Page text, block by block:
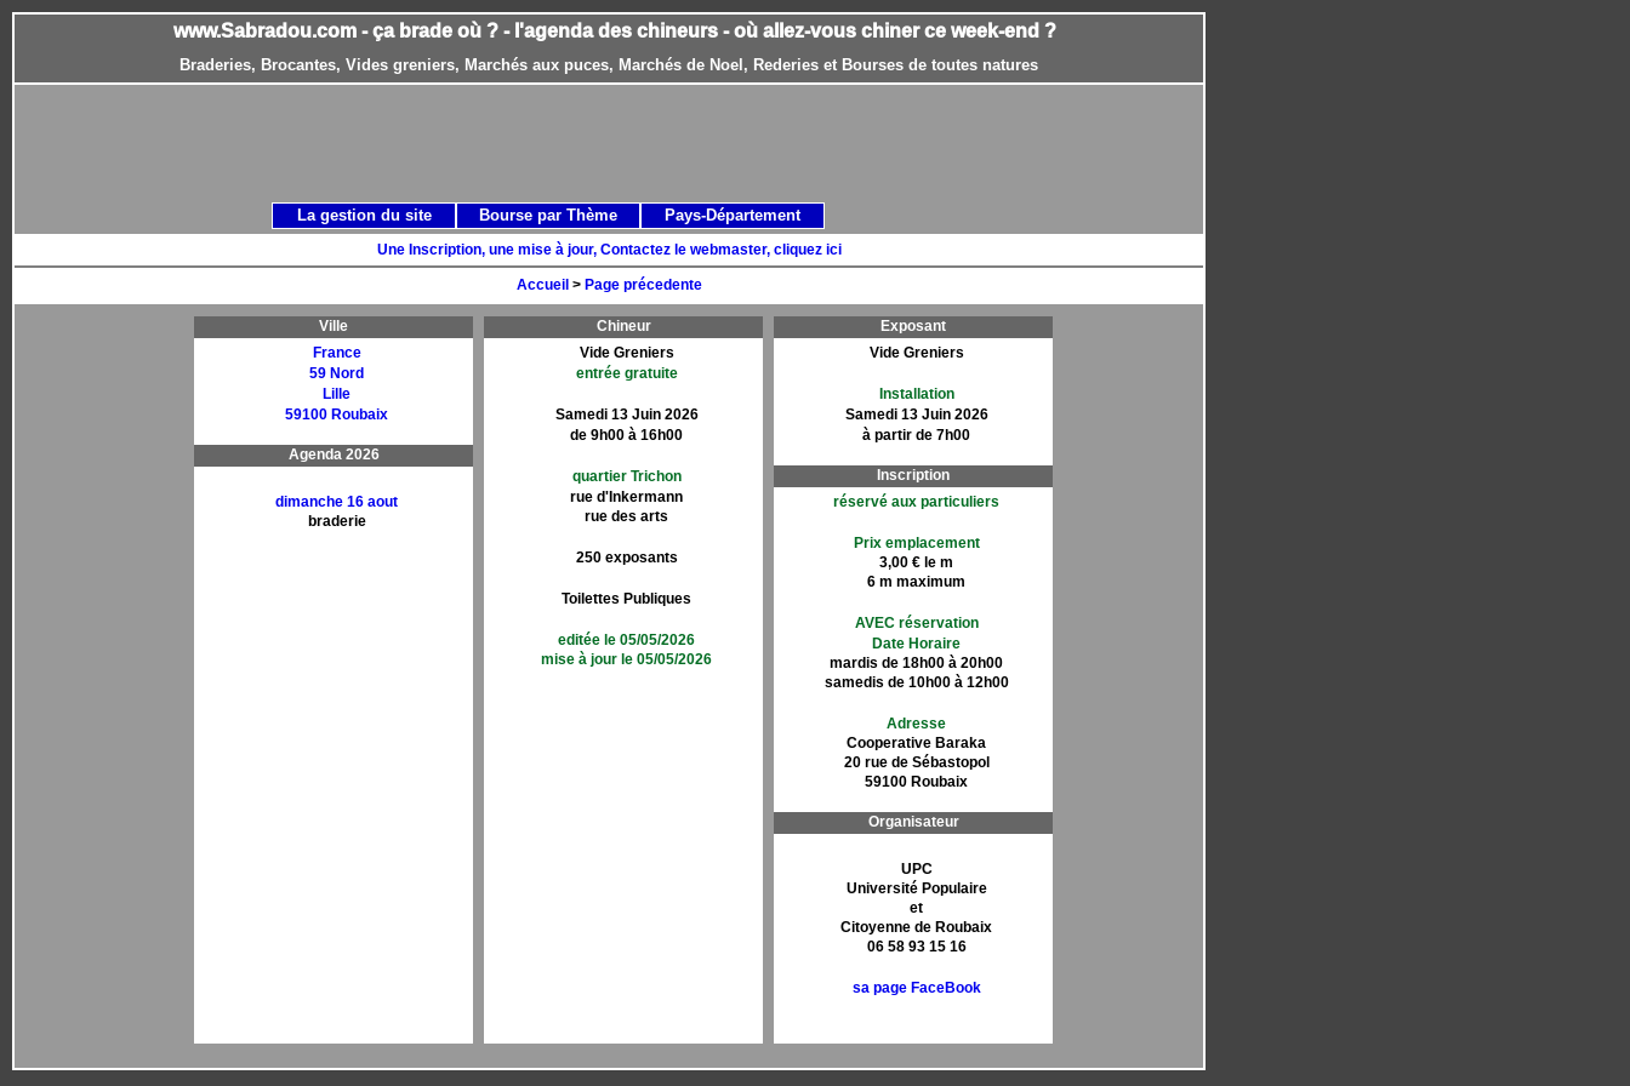
www.Sabradou.com - ça brade où ? - l'agenda des chineurs - où allez-vous chiner ce week-end ?
Braderies, Brocantes, Vides greniers, Marchés aux puces, Marchés de Noel, Rederies et Bourses de toutes natures
Une Inscription, une mise à jour, Contactez le webmaster, cliquez ici
Accueil > Page précedente
Ville
France
59 Nord
Lille
59100 Roubaix
Agenda 2026
dimanche 16 aout
braderie
Chineur
Vide Greniers
entrée gratuite
Samedi 13 Juin 2026
de 9h00 à 16h00
quartier Trichon
rue d'Inkermann
rue des arts
250 exposants
Toilettes Publiques
editée le 05/05/2026
mise à jour le 05/05/2026
Exposant
Vide Greniers
Installation
Samedi 13 Juin 2026
à partir de 7h00
Inscription
réservé aux particuliers
Prix emplacement
3,00 € le m
6 m maximum
AVEC réservation
Date Horaire
mardis de 18h00 à 20h00
samedis de 10h00 à 12h00
Adresse
Cooperative Baraka
20 rue de Sébastopol
59100 Roubaix
Organisateur
UPC
Université Populaire
et
Citoyenne de Roubaix
06 58 93 15 16
sa page FaceBook
La gestion du site Bourse par Thème Pays-Département